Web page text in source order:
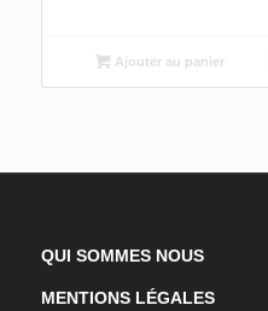
Ajouter au panier
QUI SOMMES NOUS
MENTIONS LÉGALES